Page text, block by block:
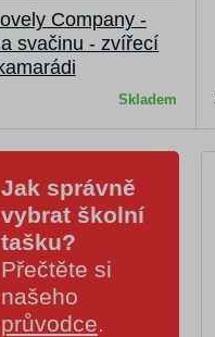
Company -
svačinu - zvířecí
Skladem
Jak správně
vybrat školní
tašku?
Přečtěte si
našeho
průvodce.